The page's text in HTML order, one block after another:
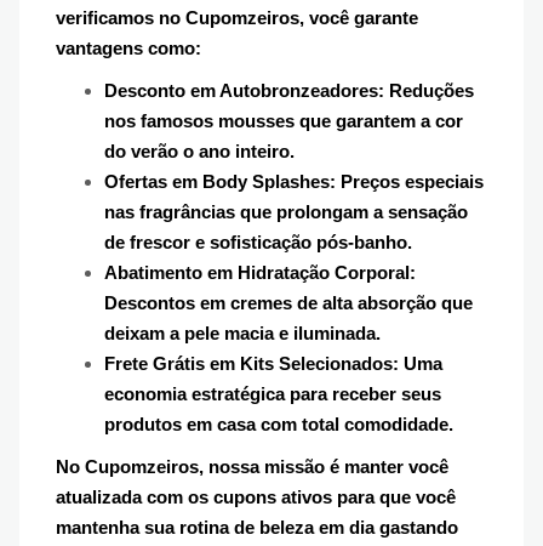
verificamos no Cupomzeiros, você garante
vantagens como:
Desconto em Autobronzeadores: Reduções
nos famosos mousses que garantem a cor
do verão o ano inteiro.
Ofertas em Body Splashes: Preços especiais
nas fragrâncias que prolongam a sensação
de frescor e sofisticação pós-banho.
Abatimento em Hidratação Corporal:
Descontos em cremes de alta absorção que
deixam a pele macia e iluminada.
Frete Grátis em Kits Selecionados: Uma
economia estratégica para receber seus
produtos em casa com total comodidade.
No Cupomzeiros, nossa missão é manter você
atualizada com os cupons ativos para que você
mantenha sua rotina de beleza em dia gastando